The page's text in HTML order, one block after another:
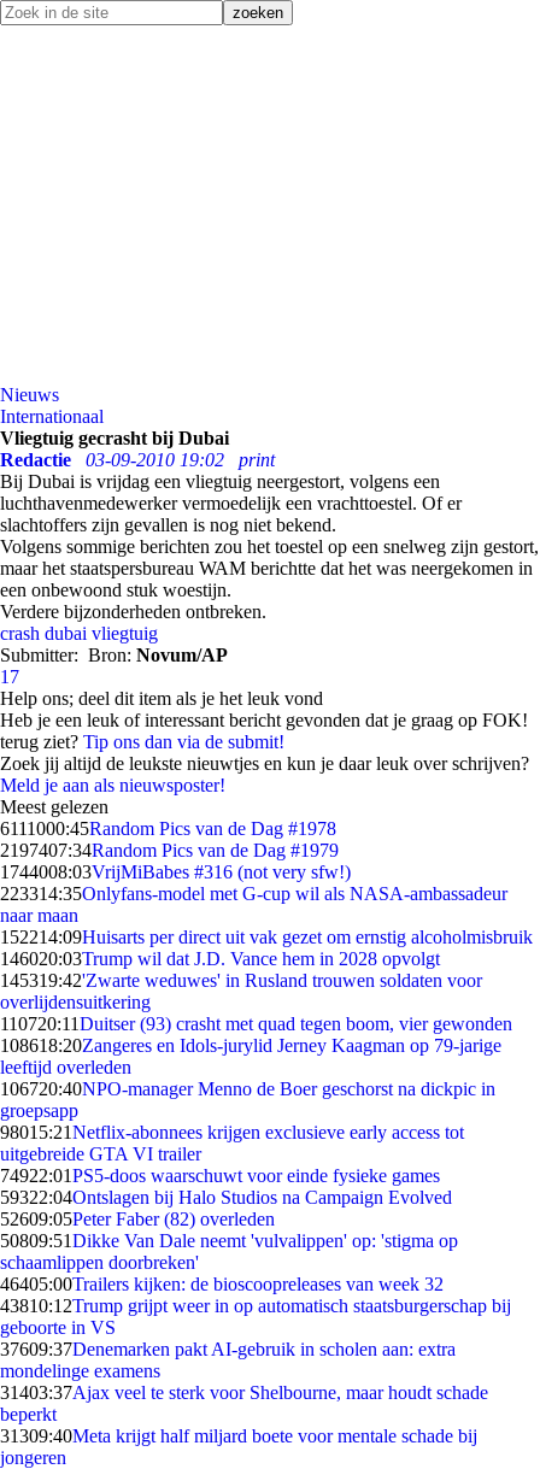
Nieuws
Internationaal
Vliegtuig gecrasht bij Dubai
Redactie
03-09-2010 19:02
print
Bij Dubai is vrijdag een vliegtuig neergestort, volgens een
luchthavenmedewerker vermoedelijk een vrachttoestel. Of er
slachtoffers zijn gevallen is nog niet bekend.
Volgens sommige berichten zou het toestel op een snelweg zijn gestort,
maar het staatspersbureau WAM berichtte dat het was neergekomen in
een onbewoond stuk woestijn.
Verdere bijzonderheden ontbreken.
crash dubai vliegtuig
Submitter: Bron: Novum/AP
17
Help ons; deel dit item als je het leuk vond
Heb je een leuk of interessant bericht gevonden dat je graag op FOK!
terug ziet? Tip ons dan via de submit!
Zoek jij altijd de leukste nieuwtjes en kun je daar leuk over schrijven?
Meld je aan als nieuwsposter!
Meest gelezen
6111000:45Random Pics van de Dag #1978
2197407:34Random Pics van de Dag #1979
1744008:03VrijMiBabes #316 (not very sfw!)
223314:35Onlyfans-model met G-cup wil als NASA-ambassadeur
naar maan
152214:09Huisarts per direct uit vak gezet om ernstig alcoholmisbruik
146020:03Trump wil dat J.D. Vance hem in 2028 opvolgt
145319:42'Zwarte weduwes' in Rusland trouwen soldaten voor
overlijdensuitkering
110720:11Duitser (93) crasht met quad tegen boom, vier gewonden
108618:20Zangeres en Idols-jurylid Jerney Kaagman op 79-jarige
leeftijd overleden
106720:40NPO-manager Menno de Boer geschorst na dickpic in
groepsapp
98015:21Netflix-abonnees krijgen exclusieve early access tot
uitgebreide GTA VI trailer
74922:01PS5-doos waarschuwt voor einde fysieke games
59322:04Ontslagen bij Halo Studios na Campaign Evolved
52609:05Peter Faber (82) overleden
50809:51Dikke Van Dale neemt 'vulvalippen' op: 'stigma op
schaamlippen doorbreken'
46405:00Trailers kijken: de bioscoopreleases van week 32
43810:12Trump grijpt weer in op automatisch staatsburgerschap bij
geboorte in VS
37609:37Denemarken pakt AI-gebruik in scholen aan: extra
mondelinge examens
31403:37Ajax veel te sterk voor Shelbourne, maar houdt schade
beperkt
31309:40Meta krijgt half miljard boete voor mentale schade bij
jongeren